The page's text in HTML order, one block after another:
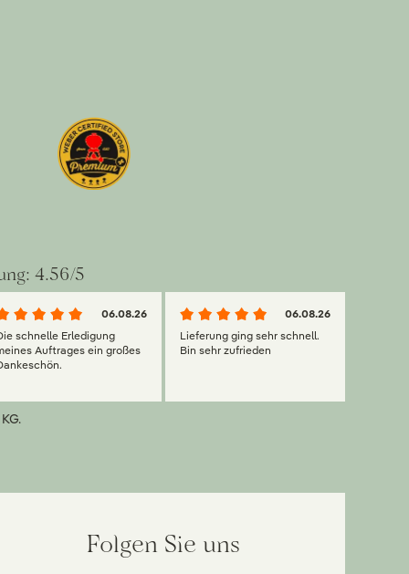
4.56/5
06.08.26
schnelle Erledigung
Auftrages ein großes
06.08.26
Lieferung ging sehr schnell.
Bin sehr zufrieden
Folgen Sie uns